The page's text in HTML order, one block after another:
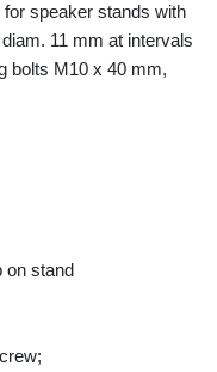
speaker stands with
11 mm at intervals
bolts M10 x 40 mm,
on stand